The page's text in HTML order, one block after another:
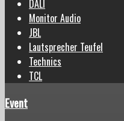
DALI
Monitor Audio
JBL
Lautsprecher Teufel
Technics
TCL
Event